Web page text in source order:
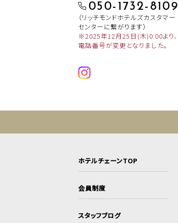
050-1732-8109
（リッチモンドホテルズカスタマー
センターに繋がります）
※2025年12月25日(木)0:00より、
電話番号が変更となりました。
ホテルチェーンTOP
会員制度
スタッフブログ